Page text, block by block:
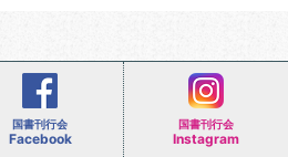
国書刊行会
Facebook
国書刊行会
Instagram